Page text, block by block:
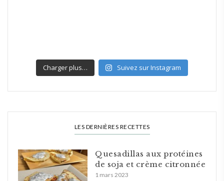
Charger plus… Suivez sur Instagram
LES DERNIÈRES RECETTES
Quesadillas aux protéines
de soja et crème citronnée
1 mars 2023